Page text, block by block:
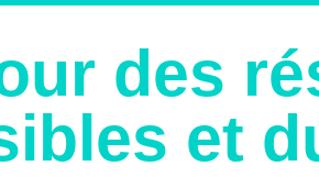
des
et